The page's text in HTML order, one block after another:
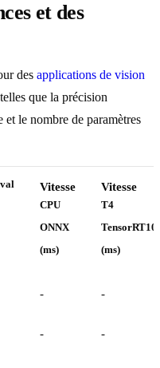
et des
des applications de vision
que la précision
le nombre de paramètres
val
Vitesse
CPU
ONNX
(ms)
Vitesse
T4
TensorRT10
(ms)
- -
- -